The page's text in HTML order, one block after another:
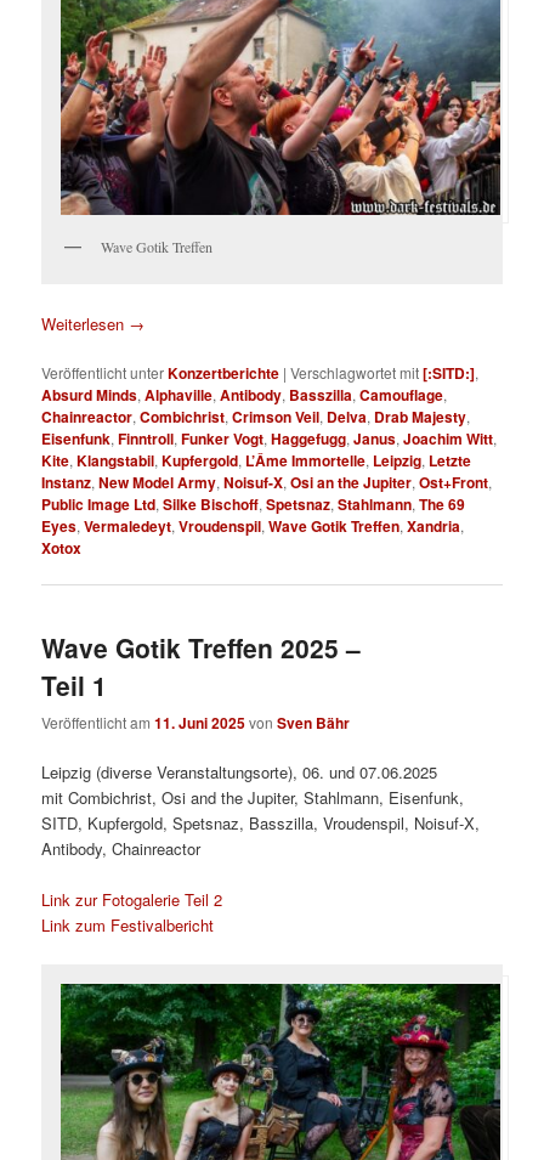
Wave Gotik Treffen
Weiterlesen →
Veröffentlicht unterKonzertberichte |Verschlagwortet mit[:SITD:],
Absurd Minds,Alphaville,Antibody, Basszilla,Camouflage,
Chainreactor,Combichrist,Crimson Veil, Delva, Drab Majesty,
Eisenfunk,Finntroll,Funker Vogt,Haggefugg,Janus,Joachim Witt,
Kite,Klangstabil,Kupfergold, L’Âme Immortelle, Leipzig, Letzte
Instanz,New Model Army,Noisuf-X,Osi an the Jupiter,Ost+Front,
Public Image Ltd,Silke Bischoff,Spetsnaz,Stahlmann,The 69
Eyes,Vermaledeyt,Vroudenspil,Wave Gotik Treffen,Xandria,
Xotox
Wave Gotik Treffen 2025 –
Teil 1
Veröffentlicht am11. Juni 2025vonSven Bähr
Leipzig (diverse Veranstaltungsorte), 06. und 07.06.2025
mit Combichrist, Osi and the Jupiter, Stahlmann, Eisenfunk,
SITD, Kupfergold, Spetsnaz, Basszilla, Vroudenspil, Noisuf-X,
Antibody, Chainreactor
Link zur Fotogalerie Teil 2
Link zum Festivalbericht